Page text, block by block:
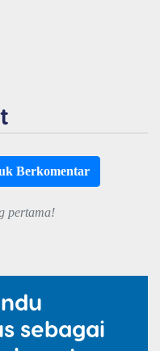
Berkomentar
pertama!
sebagai